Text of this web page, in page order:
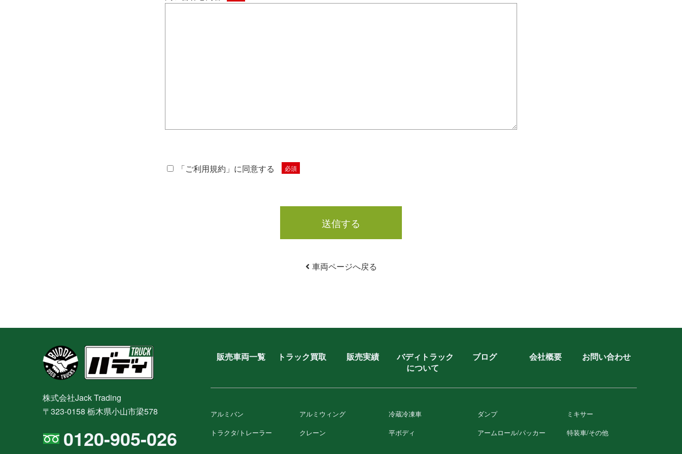
「ご利用規約 」に同意する 必須
送信する
車両ページへ戻る
販売車両一覧 トラック買取 販売実績
バディトラック
について
ブログ 会社概要 お問い合わせ
アルミバン アルミウィング 冷蔵冷凍⾞ ダンプ
ミキサー
トラクタ/トレーラー
クレーン 平ボディ アームロール/パッカー 特装⾞/その他
株式会社Jack Trading
〒323-0158 栃木県小山市梁578
0120-905-026